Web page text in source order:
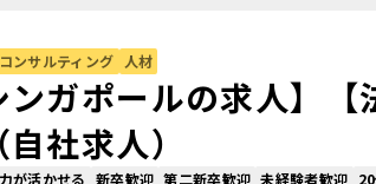
コンサルティング 人材
ンガポールの求人】
社求人）
が活かせる 新卒歓迎 第二新卒歓迎 未経験者歓迎